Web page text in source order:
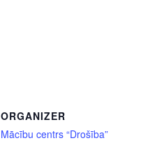
ORGANIZER
Mācību centrs “Drošība”